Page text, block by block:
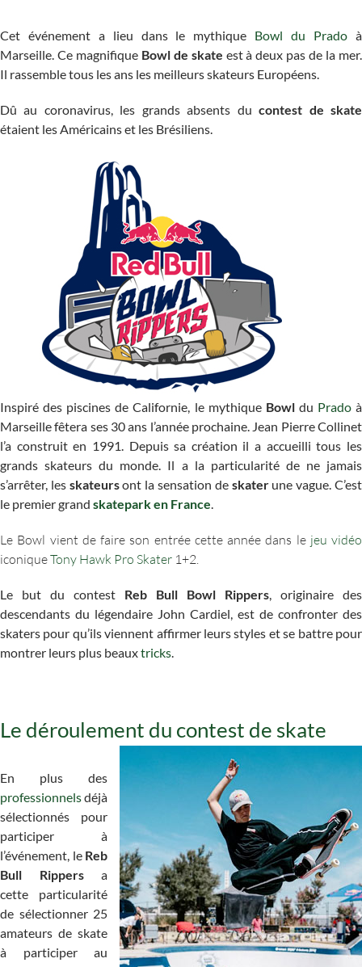
Cet événement a lieu dans le mythique Bowl du Prado à
Marseille. Ce magnifique Bowl de skate est à deux pas de la mer.
Il rassemble tous les ans les meilleurs skateurs Européens.
Dû au coronavirus, les grands absents ducontest de skate
étaient les Américains et les Brésiliens.
Inspiré des piscines de Californie, le mythique Bowldu Pradoà
Marseille fêtera ses 30 ans l’année prochaine. Jean Pierre Collinet
l’a construit en 1991. Depuis sa création il a accueilli tous les
grands skateurs du monde. Il a la particularité de ne jamais
s’arrêter, les skateursont la sensation de skaterune vague. C’est
le premier grand skatepark en France
Le Bowl vient de faire son entrée cette année dans le jeu vidéo
iconiqueTony Hawk Pro Skater 1+2.
Le but du contest Reb Bull Bowl Rippers , originaire des
descendants du légendaire John Cardiel, est de confronter des
skaters pour qu’ils viennent affirmer leurs styles et se battre pour
montrer leurs plus beauxtricks
Le déroulement du contest de skate
En plus des
professionnelsdéjà
sélectionnés pour
participer à
l’événement, leReb
Bull Rippersa
cette particularité
de sélectionner 25
amateurs de skate
à participer au